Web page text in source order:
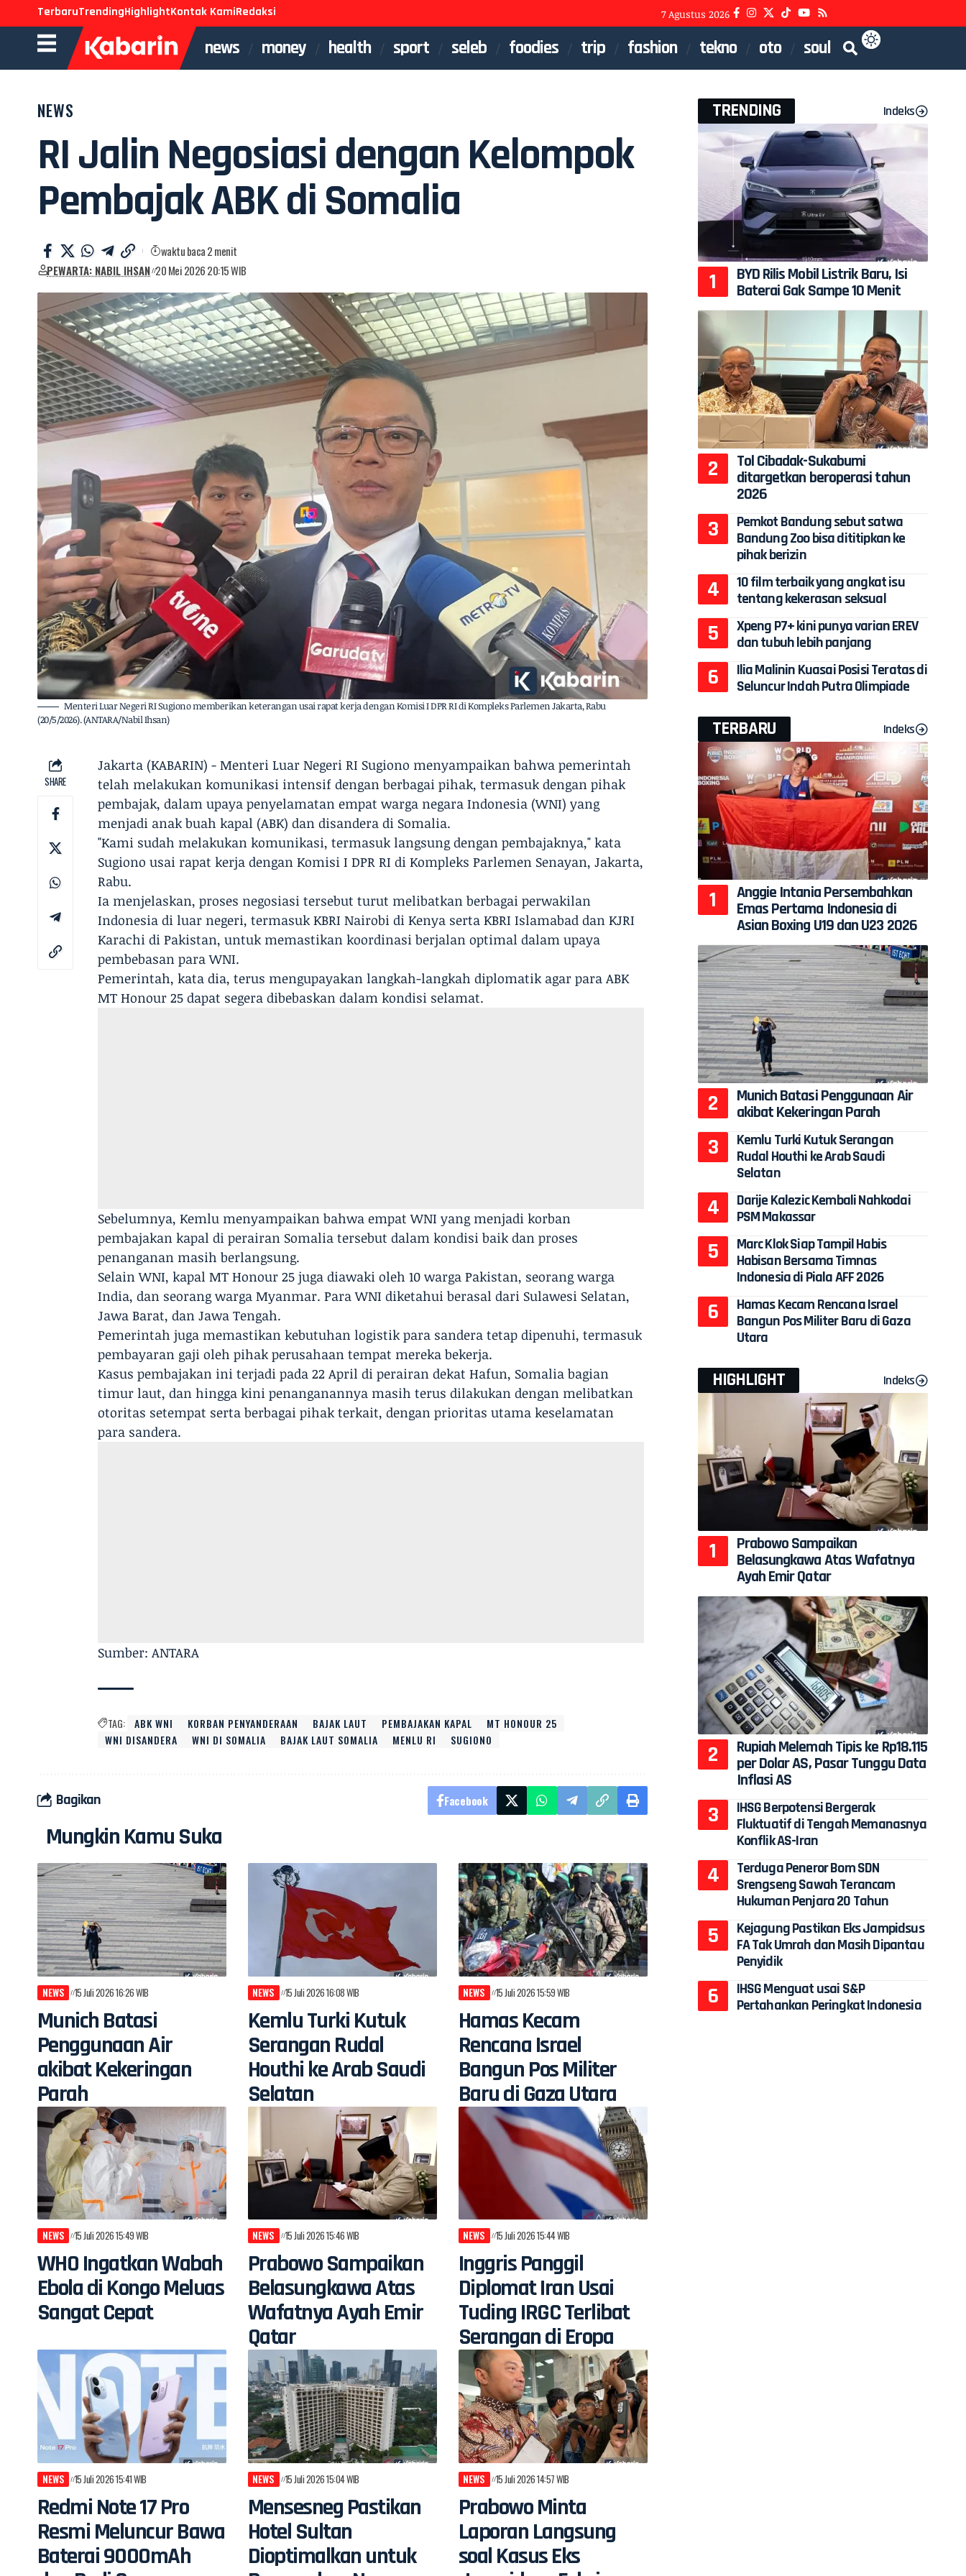
TerbaruTrendingHighlightKontak KamiRedaksi 7 Agustus 2026
news money health sport seleb foodies trip fashion tekno oto soul
NEWS
RI Jalin Negosiasi dengan Kelompok
Pembajak ABK di Somalia
PEWARTA: NABIL IHSAN 20 Mei 2026 20:15 WIB
waktu baca 2 menit
Menteri Luar Negeri RI Sugiono memberikan keterangan usai rapat kerja dengan Komisi I DPR RI di Kompleks Parlemen Jakarta, Rabu
(20/5/2026). (ANTARA/Nabil Ihsan)
SHARE
Jakarta (KABARIN) - Menteri Luar Negeri RI Sugiono menyampaikan bahwa pemerintah
telah melakukan komunikasi intensif dengan berbagai pihak, termasuk dengan pihak
pembajak, dalam upaya penyelamatan empat warga negara Indonesia (WNI) yang
menjadi anak buah kapal (ABK) dan disandera di Somalia.
"Kami sudah melakukan komunikasi, termasuk langsung dengan pembajaknya," kata
Sugiono usai rapat kerja dengan Komisi I DPR RI di Kompleks Parlemen Senayan, Jakarta,
Rabu.
Ia menjelaskan, proses negosiasi tersebut turut melibatkan berbagai perwakilan
Indonesia di luar negeri, termasuk KBRI Nairobi di Kenya serta KBRI Islamabad dan KJRI
Karachi di Pakistan, untuk memastikan koordinasi berjalan optimal dalam upaya
pembebasan para WNI.
Pemerintah, kata dia, terus mengupayakan langkah-langkah diplomatik agar para ABK
MT Honour 25 dapat segera dibebaskan dalam kondisi selamat.
Sebelumnya, Kemlu menyampaikan bahwa empat WNI yang menjadi korban
pembajakan kapal di perairan Somalia tersebut dalam kondisi baik dan proses
penanganan masih berlangsung.
Selain WNI, kapal MT Honour 25 juga diawaki oleh 10 warga Pakistan, seorang warga
India, dan seorang warga Myanmar. Para WNI diketahui berasal dari Sulawesi Selatan,
Jawa Barat, dan Jawa Tengah.
Pemerintah juga memastikan kebutuhan logistik para sandera tetap dipenuhi, termasuk
pembayaran gaji oleh pihak perusahaan tempat mereka bekerja.
Kasus pembajakan ini terjadi pada 22 April di perairan dekat Hafun, Somalia bagian
timur laut, dan hingga kini penanganannya masih terus dilakukan dengan melibatkan
otoritas setempat serta berbagai pihak terkait, dengan prioritas utama keselamatan
para sandera.
Sumber: ANTARA
TAG: ABK WNI KORBAN PENYANDERAAN BAJAK LAUT PEMBAJAKAN KAPAL
MT HONOUR 25
WNI DISANDERA
WNI DI SOMALIA BAJAK LAUT SOMALIA MENLU RI SUGIONO
Bagikan Facebook
Mungkin Kamu Suka
NEWS 15 Juli 2026 16:26 WIB
Munich Batasi
Penggunaan Air
akibat Kekeringan
Parah
NEWS 15 Juli 2026 16:08 WIB
Kemlu Turki Kutuk
Serangan Rudal
Houthi ke Arab Saudi
Selatan
NEWS 15 Juli 2026 15:59 WIB
Hamas Kecam
Rencana Israel
Bangun Pos Militer
Baru di Gaza Utara
NEWS 15 Juli 2026 15:49 WIB
WHO Ingatkan Wabah
Ebola di Kongo Meluas
Sangat Cepat
NEWS 15 Juli 2026 15:46 WIB
Prabowo Sampaikan
Belasungkawa Atas
Wafatnya Ayah Emir
Qatar
NEWS 15 Juli 2026 15:44 WIB
Inggris Panggil
Diplomat Iran Usai
Tuding IRGC Terlibat
Serangan di Eropa
NEWS 15 Juli 2026 15:41 WIB
Redmi Note 17 Pro
Resmi Meluncur Bawa
Baterai 9000mAh
NEWS 15 Juli 2026 15:04 WIB
Mensesneg Pastikan
Hotel Sultan
Dioptimalkan untuk
NEWS 15 Juli 2026 14:57 WIB
Prabowo Minta
Laporan Langsung
soal Kasus Eks
TRENDING Indeks
BYD Rilis Mobil Listrik Baru, Isi
Baterai Gak Sampe 10 Menit
Tol Cibadak-Sukabumi
ditargetkan beroperasi tahun
2026
Pemkot Bandung sebut satwa
Bandung Zoo bisa dititipkan ke
pihak berizin
10 film terbaik yang angkat isu
tentang kekerasan seksual
Xpeng P7+ kini punya varian EREV
dan tubuh lebih panjang
Ilia Malinin Kuasai Posisi Teratas di
Seluncur Indah Putra Olimpiade
TERBARU Indeks
Anggie Intania Persembahkan
Emas Pertama Indonesia di
Asian Boxing U19 dan U23 2026
Munich Batasi Penggunaan Air
akibat Kekeringan Parah
Kemlu Turki Kutuk Serangan
Rudal Houthi ke Arab Saudi
Selatan
Darije Kalezic Kembali Nahkodai
PSM Makassar
Marc Klok Siap Tampil Habis
Habisan Bersama Timnas
Indonesia di Piala AFF 2026
Hamas Kecam Rencana Israel
Bangun Pos Militer Baru di Gaza
Utara
HIGHLIGHT Indeks
Prabowo Sampaikan
Belasungkawa Atas Wafatnya
Ayah Emir Qatar
Rupiah Melemah Tipis ke Rp18.115
per Dolar AS, Pasar Tunggu Data
Inflasi AS
IHSG Berpotensi Bergerak
Fluktuatif di Tengah Memanasnya
Konflik AS-Iran
Terduga Peneror Bom SDN
Srengseng Sawah Terancam
Hukuman Penjara 20 Tahun
Kejagung Pastikan Eks Jampidsus
FA Tak Umrah dan Masih Dipantau
Penyidik
IHSG Menguat usai S&P
Pertahankan Peringkat Indonesia